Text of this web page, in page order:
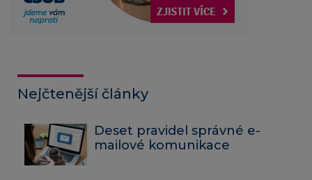
Nejčtenější články
Deset pravidel správné e-
mailové komunikace